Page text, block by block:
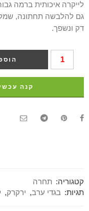
לייקרה איכותית ברמה
גם להלבשה תחתונה,
דק ונשפך.
קנה
קטגוריה: תחרה
תגיות: בגדי ערב, ירקרק,